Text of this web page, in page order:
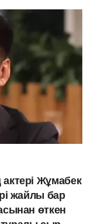
Жұмабек
жайлы бар
өткен